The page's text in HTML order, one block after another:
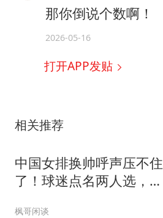
那你倒说个数啊！
2026-05-16
打开APP发贴
相关推荐
中国女排换帅呼声压不住
了！球迷点名两人选，朱
枫哥闲谈